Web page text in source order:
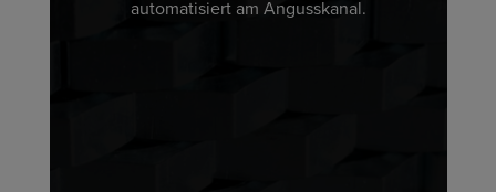
automatisiert am Angusskanal.